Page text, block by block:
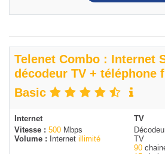
Telenet Combo : Internet
décodeur TV + téléphone
Basic
Internet
Vitesse : 500 Mbps
Volume :
Internet illimité
TV
TV
90